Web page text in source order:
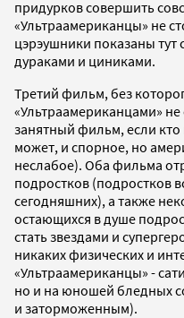
придурков совершить
«Ультраамериканцы» не
цэрэушники показаны
дураками и циниками.
Третий фильм, без
«Ультраамериканцами»
занятный фильм, если кто
может, и спорное, но
неслабое). Оба фильма
подростков (подростков
сегодняшних), а также
остающихся в душе
стать звездами и
никаких физических и
«Ультраамериканцы» -
но и на юношей бледных
и заторможенным).